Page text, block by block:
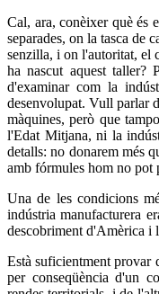
Cal, ara, conèixer què és
separades, on la tasca de
senzilla, i on l'autoritat, el
ha nascut aquest taller?
d'examinar com la
desenvolupat. Vull parlar
màquines, però que
l'Edat Mitjana, ni la
detalls: no donarem més
amb fórmules hom no pot
Una de les condicions
indústria manufacturera
descobriment d'Amèrica i
Està suficientment provar
per conseqüència d'un